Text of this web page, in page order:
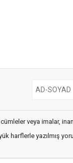
veya imalar,
harflerle yazılmış